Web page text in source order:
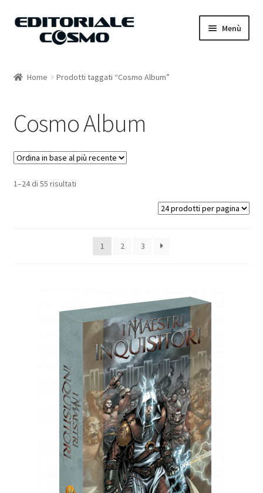
Vai
Vai
Menù
Carrello
Il mio account
Home Prodotti taggati “Cosmo Album”
Cosmo Album
1–24 di 55 risultati
1 2 3